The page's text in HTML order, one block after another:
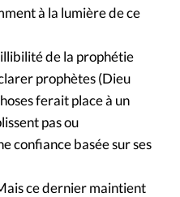
à la lumière de ce
de la prophétie
prophètes (Dieu
ferait place à un
pas ou
confiance basée sur ses
ce dernier maintient